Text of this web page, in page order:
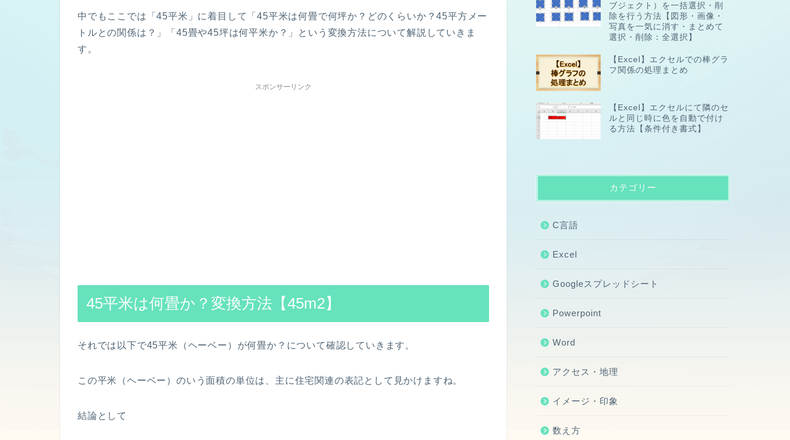
中でもここでは「45平米」に着目して「45平米は何畳で何坪か？どのくらいか？45平方メー
トルとの関係は？」「45畳や45坪は何平米か？」という変換方法について解説していきま
す。
スポンサーリンク
45平米は何畳か？変換方法【45m2】
それでは以下で45平米（ヘーベー）が何畳か？について確認していきます。
この平米（ヘーベー）のいう面積の単位は、主に住宅関連の表記として見かけますね。
結論として
ブジェクト）を一括選択・削
除を行う方法【図形・画像・
写真を一気に消す・まとめて
選択・削除：全選択】
【Excel】エクセルでの棒グラ
フ関係の処理まとめ
【Excel】エクセルにて隣のセ
ルと同じ時に色を自動で付け
る方法【条件付き書式】
カテゴリー
C言語
Excel
Googleスプレッドシート
Powerpoint
Word
アクセス・地理
イメージ・印象
数え方